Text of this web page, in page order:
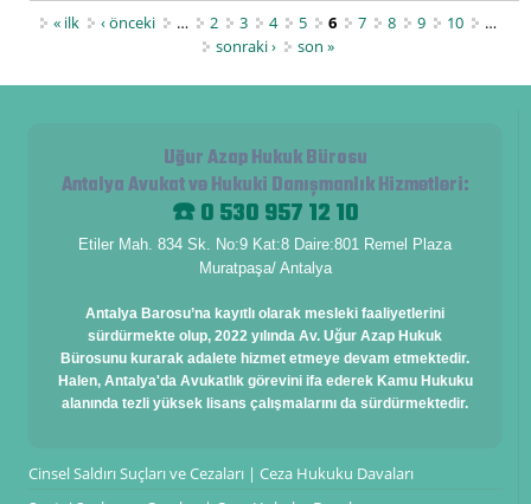
Sayfalar
« ilk ‹ önceki … 2 3 4 5 6 7 8 9 10
…
sonraki ›
son »
Uğur Azap Hukuk Bürosu
Antalya Avukat ve Hukuki Danışmanlık Hizmetleri:
☎️ 0 530 957 12 10
Etiler Mah. 834 Sk. No:9 Kat:8 Daire:801 Remel Plaza
Muratpaşa/ Antalya
Antalya Barosu’na kayıtlı olarak mesleki faaliyetlerini
sürdürmekte olup, 2022 yılında Av. Uğur Azap Hukuk
Bürosunu kurarak adalete hizmet etmeye devam etmektedir.
Halen, Antalya'da Avukatlık görevini ifa ederek Kamu Hukuku
alanında tezli yüksek lisans çalışmalarını da sürdürmektedir.
Cinsel Saldırı Suçları ve Cezaları | Ceza Hukuku Davaları